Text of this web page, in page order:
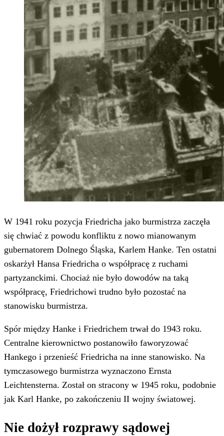
W 1941 roku pozycja Friedricha jako burmistrza zaczęła
się chwiać z powodu konfliktu z nowo mianowanym
gubernatorem Dolnego Śląska, Karlem Hanke. Ten ostatni
oskarżył Hansa Friedricha o współpracę z ruchami
partyzanckimi. Chociaż nie było dowodów na taką
współpracę, Friedrichowi trudno było pozostać na
stanowisku burmistrza.
Spór między Hanke i Friedrichem trwał do 1943 roku.
Centralne kierownictwo postanowiło faworyzować
Hankego i przenieść Friedricha na inne stanowisko. Na
tymczasowego burmistrza wyznaczono Ernsta
Leichtensterna. Został on stracony w 1945 roku, podobnie
jak Karl Hanke, po zakończeniu II wojny światowej.
Nie dożył rozprawy sądowej